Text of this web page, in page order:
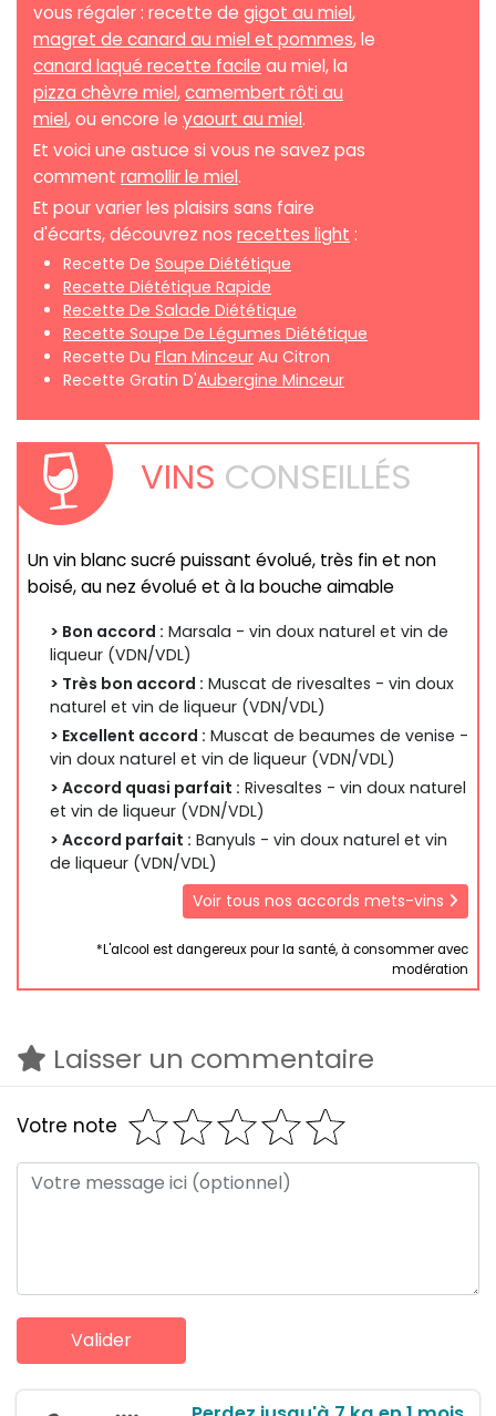
vous régaler : recette de gigot au miel,
magret de canard au miel et pommes, le
canard laqué recette facile au miel, la
pizza chèvre miel,camembert rôti au
miel, ou encore le yaourt au miel.
Et voici une astuce si vous ne savez pas
comment ramollir le miel.
Et pour varier les plaisirs sans faire
d'écarts, découvrez nos recettes light :
Recette De Soupe Diététique
Recette Diététique Rapide
Recette De Salade Diététique
Recette Soupe De Légumes Diététique
Recette Du Flan Minceur Au Citron
Recette Gratin D'Aubergine Minceur
VINS CONSEILLÉS
Un vin blanc sucré puissant évolué, très fin et non
boisé, au nez évolué et à la bouche aimable
> Bon accord : Marsala - vin doux naturel et vin de
liqueur (VDN/VDL)
> Très bon accord : Muscat de rivesaltes - vin doux
naturel et vin de liqueur (VDN/VDL)
> Excellent accord : Muscat de beaumes de venise -
vin doux naturel et vin de liqueur (VDN/VDL)
> Accord quasi parfait : Rivesaltes - vin doux naturel
et vin de liqueur (VDN/VDL)
> Accord parfait : Banyuls - vin doux naturel et vin
de liqueur (VDN/VDL)
Voir tous nos accords mets-vins
*L'alcool est dangereux pour la santé, à consommer avec
modération
Laisser un commentaire
Votre note